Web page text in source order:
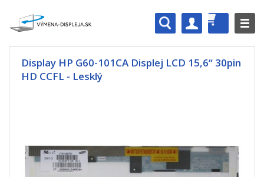
Display HP G60-101CA Displej LCD 15,6“ 30pin
HD CCFL - Lesklý